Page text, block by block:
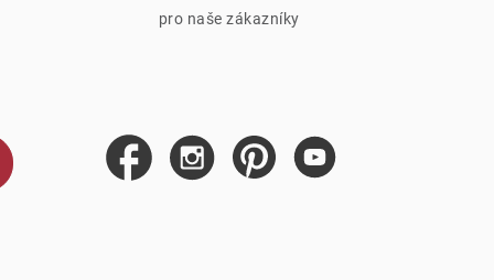
pro naše zákazníky